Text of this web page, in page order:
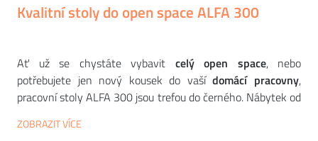
Kvalitní stoly do open space ALFA 300
Ať už se chystáte vybavit celý open space, nebo
potřebujete jen nový kousek do vašídomácí pracovny,
pracovní stoly ALFA 300 jsou trefou do černého. Nábytek od
INTERIÉR ŘÍČANY
imitace dřeva
ZOBRAZIT VÍCE